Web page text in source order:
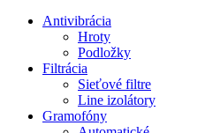
Antivibrácia
Hroty
Podložky
Filtrácia
Sieťové filtre
Line izolátory
Gramofóny